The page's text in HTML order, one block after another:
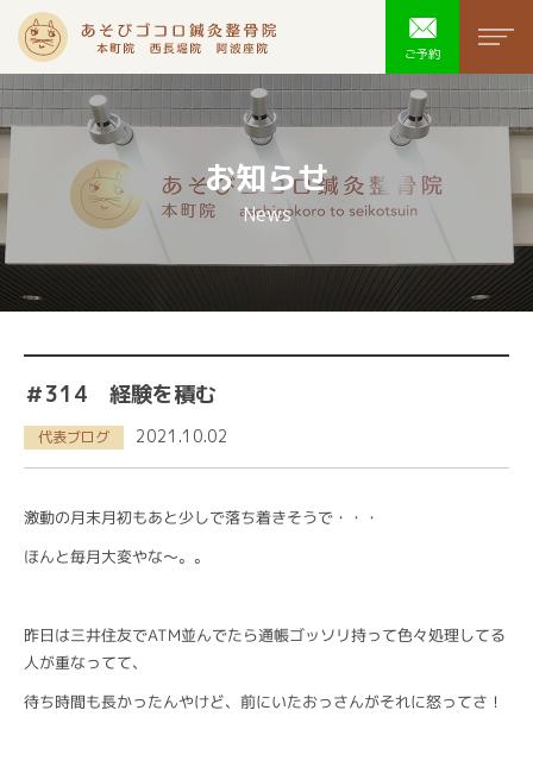
ご予約
あそびゴコ
お知らせ
News
＃314 経験を積む
代表ブログ 2021.10.02
激動の月末月初もあと少しで落ち着きそうで・・・
ほんと毎月大変やな〜。。
昨日は三井住友でATM並んでたら通帳ゴッソリ持って色々処理してる
人が重なってて、
待ち時間も長かったんやけど、前にいたおっさんがそれに怒ってさ！